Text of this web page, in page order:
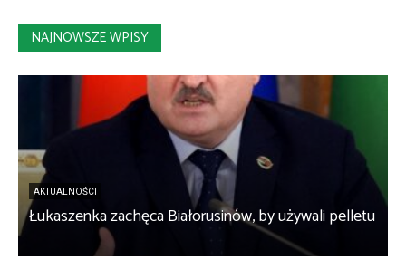
NAJNOWSZE WPISY
AKTUALNOŚCI
Łukaszenka zachęca Białorusinów, by używali pelletu